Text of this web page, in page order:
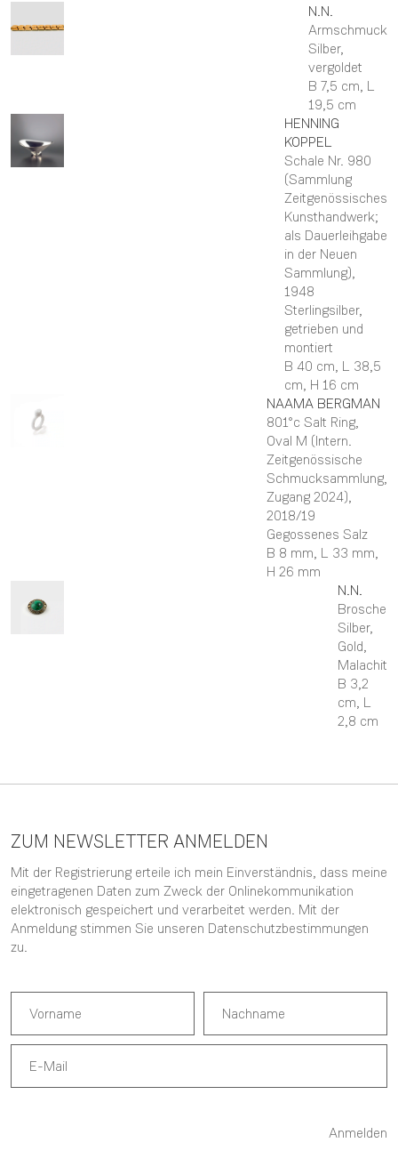
N.N.
Armschmuck
Silber,
vergoldet
B 7,5 cm, L
19,5 cm
HENNING
KOPPEL
Schale Nr. 980
(Sammlung
Zeitgenössisches
Kunsthandwerk;
als Dauerleihgabe
in der Neuen
Sammlung),
1948
Sterlingsilber,
getrieben und
montiert
B 40 cm, L 38,5
cm, H 16 cm
NAAMA BERGMAN
801°c Salt Ring,
Oval M (Intern.
Zeitgenössische
Schmucksammlung,
Zugang 2024),
2018/19
Gegossenes Salz
B 8 mm, L 33 mm,
H 26 mm
N.N.
Brosche
Silber,
Gold,
Malachit
B 3,2
cm, L
2,8 cm
ZUM NEWSLETTER ANMELDEN
Mit der Registrierung erteile ich mein Einverständnis, dass meine
eingetragenen Daten zum Zweck der Onlinekommunikation
elektronisch gespeichert und verarbeitet werden. Mit der
Anmeldung stimmen Sie unseren Datenschutzbestimmungen
zu.
Anmelden